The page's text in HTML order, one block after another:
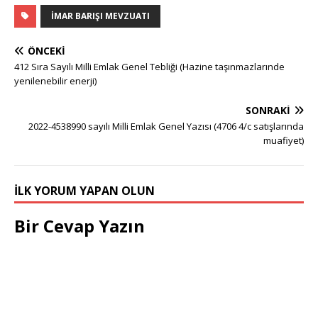
İMAR BARIŞI MEVZUATI
ÖNCEKI
412 Sıra Sayılı Milli Emlak Genel Tebliği (Hazine taşınmazlarınde
yenilenebilir enerji)
SONRAKI
2022-4538990 sayılı Milli Emlak Genel Yazısı (4706 4/c satışlarında
muafiyet)
İLK YORUM YAPAN OLUN
Bir Cevap Yazın